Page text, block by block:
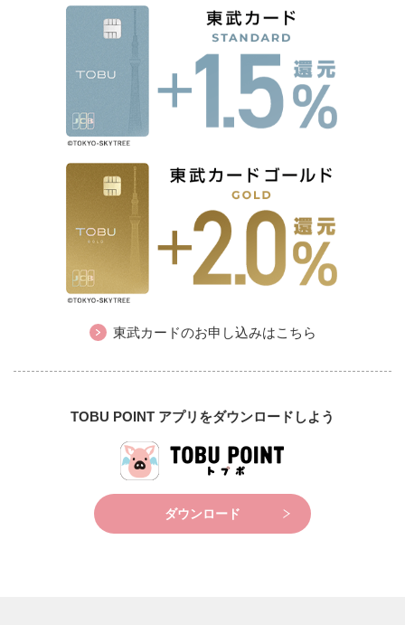
東武カードのお申し込みはこちら
TOBU POINT アプリをダウンロードしよう
ダウンロード